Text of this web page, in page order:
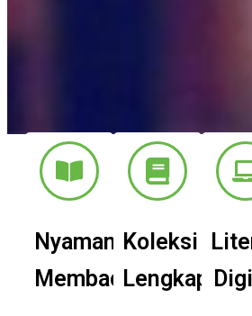
Nyaman
Membaca
Koleksi
Lengkap